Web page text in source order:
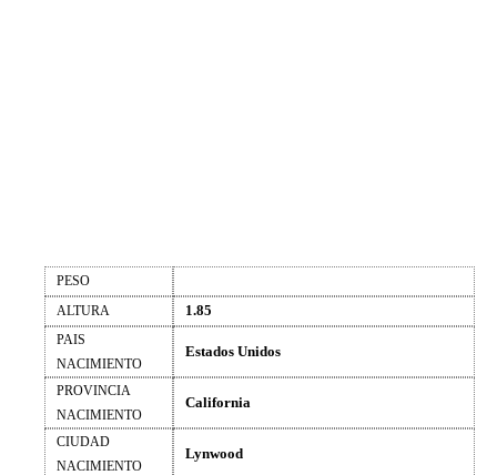
PESO
ALTURA
1.85
PAIS
NACIMIENTO
Estados Unidos
PROVINCIA
NACIMIENTO
California
CIUDAD
NACIMIENTO
Lynwood